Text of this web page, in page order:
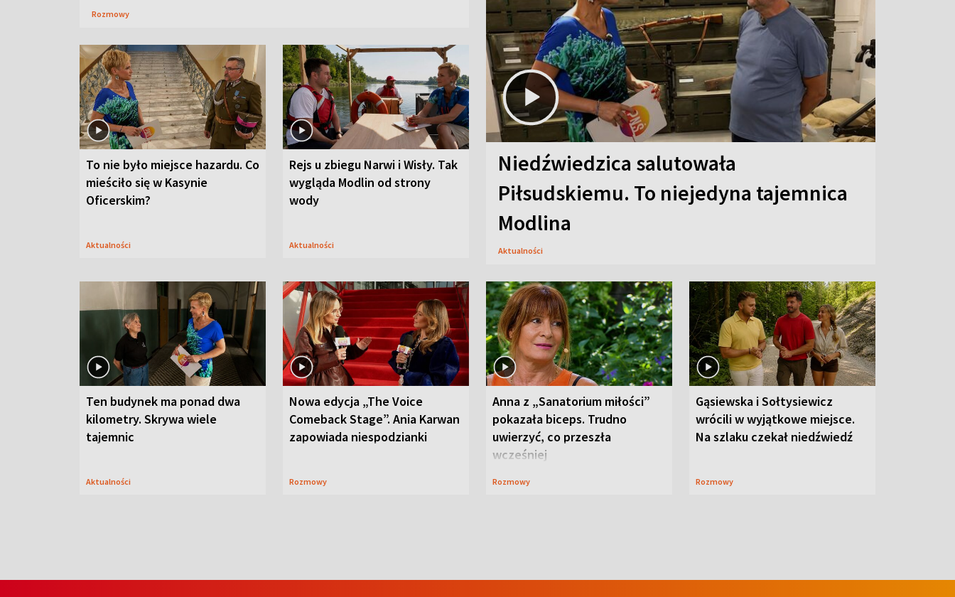
Rozmowy
To nie było miejsce hazardu. Co
mieściło się w Kasynie
Oficerskim?
Aktualności
Rejs u zbiegu Narwi i Wisły. Tak
wygląda Modlin od strony
wody
Aktualności
Niedźwiedzica salutowała
Piłsudskiemu. To niejedyna tajemnica
Modlina
Aktualności
Ten budynek ma ponad dwa
kilometry. Skrywa wiele
tajemnic
Aktualności
Nowa edycja „The Voice
Comeback Stage”. Ania Karwan
zapowiada niespodzianki
Rozmowy
Anna z „Sanatorium miłości”
pokazała biceps. Trudno
uwierzyć, co przeszła
wcześniej
Rozmowy
Gąsiewska i Sołtysiewicz
wrócili w wyjątkowe miejsce.
Na szlaku czekał niedźwiedź
Rozmowy